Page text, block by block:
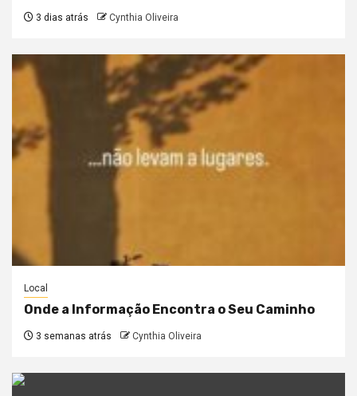
3 dias atrás Cynthia Oliveira
Local
Onde a Informação Encontra o Seu Caminho
3 semanas atrás Cynthia Oliveira